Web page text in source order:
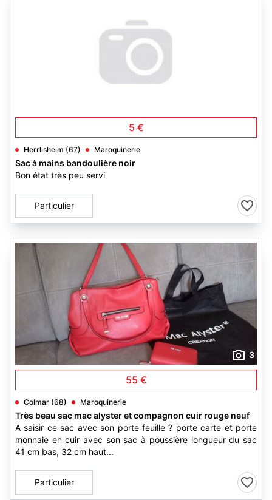
5 €
Herrlisheim (67) Maroquinerie
Sac à mains bandoulière noir
Bon état très peu servi
Particulier
3
55 €
Colmar (68) Maroquinerie
Très beau sac mac alyster et compagnon cuir rouge neuf
A saisir ce sac avec son porte feuille ? porte carte et porte
monnaie en cuir avec son sac à poussière longueur du sac
41 cm bas, 32 cm haut...
Particulier